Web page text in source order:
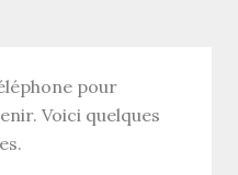
pour
Voici quelques